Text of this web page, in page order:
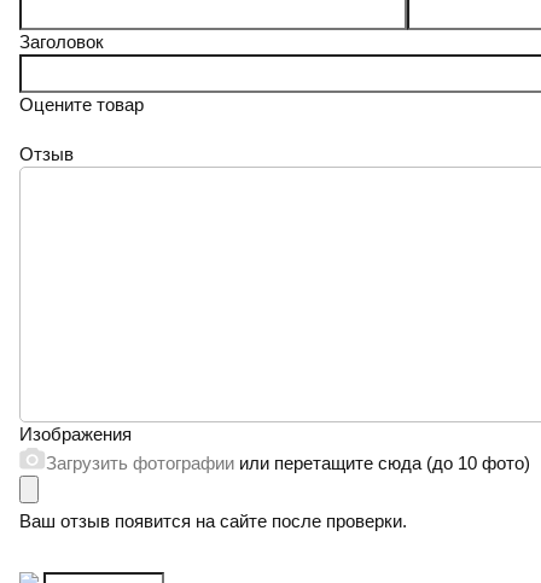
Заголовок
Оцените товар
Отзыв
Изображения
Загрузить фотографии или перетащите сюда (до 10 фото)
Ваш отзыв появится на сайте после проверки.